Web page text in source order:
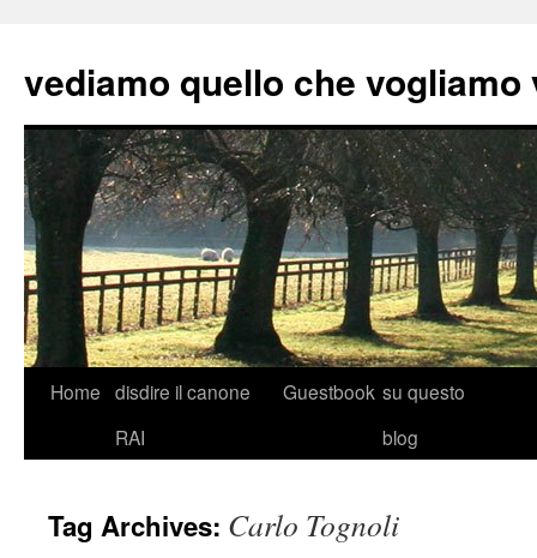
vediamo quello che vogliamo
Skip
Home disdire il canone
RAI
Guestbook su questo
blog
Tag Archives: Carlo Tognoli